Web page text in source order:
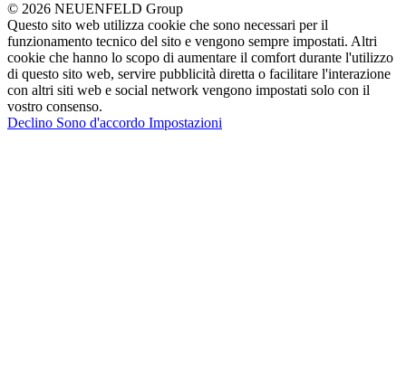
© 2026 NEUENFELD Group
Questo sito web utilizza cookie che sono necessari per il
funzionamento tecnico del sito e vengono sempre impostati. Altri
cookie che hanno lo scopo di aumentare il comfort durante l'utilizzo
di questo sito web, servire pubblicità diretta o facilitare l'interazione
con altri siti web e social network vengono impostati solo con il
vostro consenso.
Declino Sono d'accordo Impostazioni